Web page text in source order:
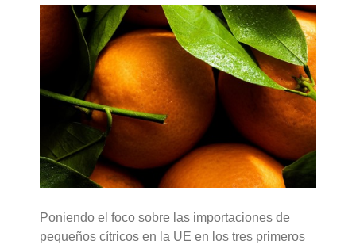
Poniendo el foco sobre las importaciones de
pequeños cítricos en la UE en los tres primeros